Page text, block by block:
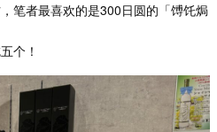
笔者最喜欢的是300日圆的「馎饦焗
个！